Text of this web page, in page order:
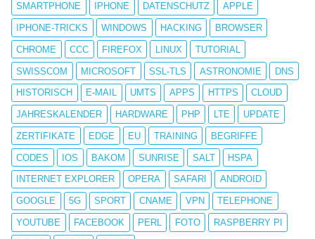
SMARTPHONE IPHONE DATENSCHUTZ APPLE
IPHONE-TRICKS WINDOWS HACKING BROWSER
CHROME CCC FIREFOX LINUX TUTORIAL
SWISSCOM MICROSOFT SSL-TLS ASTRONOMIE DNS
HISTORISCH E-MAIL UMTS APPS HTTPS CLOUD
JAHRESKALENDER HARDWARE PHP LTE UPDATE
ZERTIFIKATE EDGE EU TRAINING BEGRIFFE
CODES IOS BAKOM SUNRISE SALT HSPA
INTERNET EXPLORER OPERA SAFARI ANDROID
GOOGLE 5G SPORT CNAME VPN TELEPHONE
YOUTUBE FACEBOOK PERL FOTO RASPBERRY PI